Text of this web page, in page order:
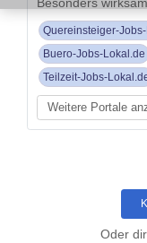
Quereinsteiger-
Buero-Jobs-Lokal.de
Teilzeit-Jobs-
Weitere Portale
Oder